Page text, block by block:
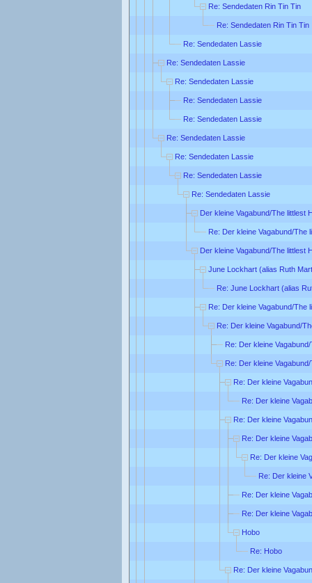
Re: Sendedaten Rin Tin Tin
Re: Sendedaten Rin Tin Tin
Re: Sendedaten Lassie
Re: Sendedaten Lassie
Re: Sendedaten Lassie
Re: Sendedaten Lassie
Re: Sendedaten Lassie
Re: Sendedaten Lassie
Re: Sendedaten Lassie
Re: Sendedaten Lassie
Re: Sendedaten Lassie
Der kleine Vagabund/The littlest
Re: Der kleine Vagabund/The
Der kleine Vagabund/The littlest
June Lockhart (alias Ruth
Re: June Lockhart (alias
Re: Der kleine Vagabund/The
Re: Der kleine Vagabund/
Re: Der kleine
Re: Der kleine
Re: Der kleine
Re: Der kleine
Re: Der kleine
Re: Der kleine
Re: Der kleine
Re: Der kleine
Re: Der kleine
Re: Der kleine
Hobo
Re: Hobo
Re: Der kleine